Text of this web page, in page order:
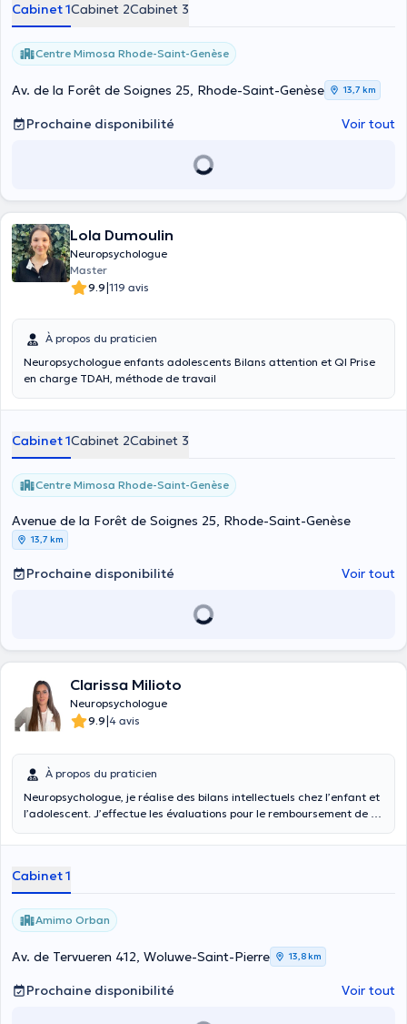
et la gestion mentale.
Cabinet 1Cabinet 2Cabinet 3
Centre Mimosa Rhode-Saint-Genèse
Av. de la Forêt de Soignes 25, Rhode-Saint-Genèse 13,7 km
Prochaine disponibilité Voir tout
Lola Dumoulin
Neuropsychologue
Master
9.9|119 avis
À propos du praticien
Neuropsychologue enfants adolescents Bilans attention et QI Prise
en charge TDAH, méthode de travail
Cabinet 1Cabinet 2Cabinet 3
Centre Mimosa Rhode-Saint-Genèse
Avenue de la Forêt de Soignes 25, Rhode-Saint-Genèse
13,7 km
Prochaine disponibilité Voir tout
Clarissa Milioto
Neuropsychologue
9.9|4 avis
À propos du praticien
Neuropsychologue, je réalise des bilans intellectuels chez l’enfant et
l’adolescent. J’effectue les évaluations pour le remboursement de la
de suspicion et propose des guidances parentales. Je propose un
troubles des apprentissages.
Cabinet 1
Amimo Orban
Av. de Tervueren 412, Woluwe-Saint-Pierre 13,8 km
Prochaine disponibilité Voir tout